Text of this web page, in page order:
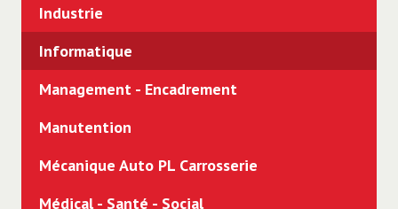
Industrie
Informatique
Management - Encadrement
Manutention
Mécanique Auto PL Carrosserie
Médical - Santé - Social